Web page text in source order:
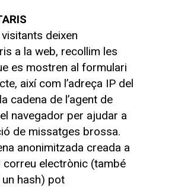
deixen
a la web, recollim les
es mostren al formulari
així com l’adreça IP del
cadena de l’agent de
navegador per ajudar a
de missatges brossa.
anonimitzada creada a
correu electrònic (també
hash) pot